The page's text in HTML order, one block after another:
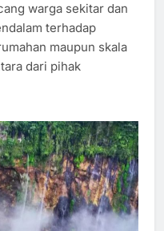
warga sekitar dan
terhadap
maupun skala
dari pihak